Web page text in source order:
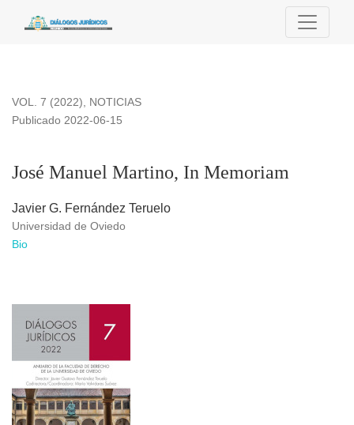
VOL. 7 (2022), NOTICIAS
José Manuel Martino, In Memoriam
Publicado 2022-06-15
Javier G. Fernández Teruelo
Universidad de Oviedo
Bio